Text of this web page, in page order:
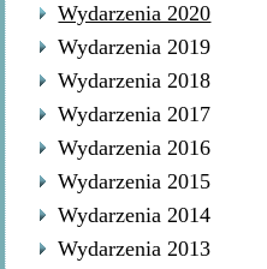
Wydarzenia 2020
Wydarzenia 2019
Wydarzenia 2018
Wydarzenia 2017
Wydarzenia 2016
Wydarzenia 2015
Wydarzenia 2014
Wydarzenia 2013